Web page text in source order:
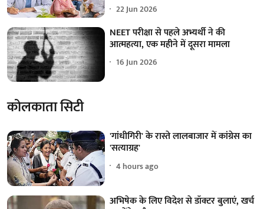
22 Jun 2026
NEET परीक्षा से पहले अभ्यर्थी ने की
आत्महत्या, एक महीने में दूसरा मामला
16 Jun 2026
कोलकाता सिटी
'गांधीगिरी' के रास्ते लालबाजार में कांग्रेस का
'सत्याग्रह'
4 hours ago
अभिषेक के लिए विदेश से डॉक्टर बुलाएं, खर्च